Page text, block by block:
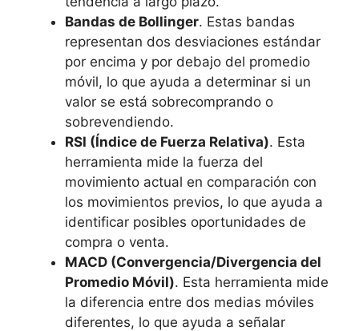
Bandas de Bollinger. Estas bandas
representan dos desviaciones estándar
por encima y por debajo del promedio
móvil, lo que ayuda a determinar si un
valor se está sobrecomprando o
sobrevendiendo.
RSI (Índice de Fuerza Relativa). Esta
herramienta mide la fuerza del
movimiento actual en comparación con
los movimientos previos, lo que ayuda a
identificar posibles oportunidades de
compra o venta.
MACD (Convergencia/Divergencia del
Promedio Móvil). Esta herramienta mide
la diferencia entre dos medias móviles
diferentes, lo que ayuda a señalar